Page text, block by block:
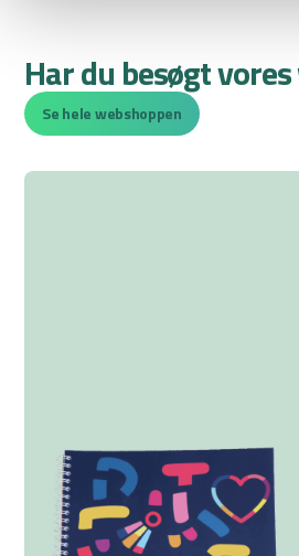
Har du besøgt
Se hele webshoppen